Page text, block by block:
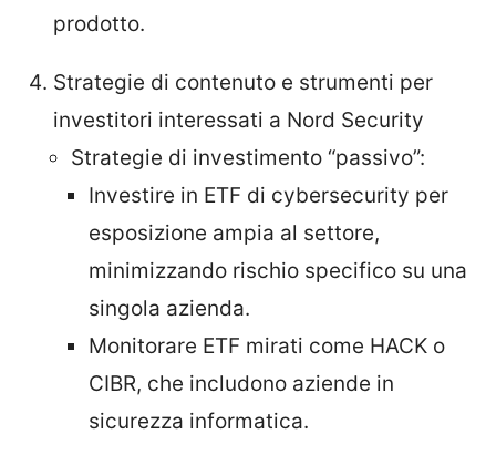
prodotto.
Strategie di contenuto e strumenti per
investitori interessati a Nord Security
Strategie di investimento “passivo”:
Investire in ETF di cybersecurity per
esposizione ampia al settore,
minimizzando rischio specifico su una
singola azienda.
Monitorare ETF mirati come HACK o
CIBR, che includono aziende in
sicurezza informatica.